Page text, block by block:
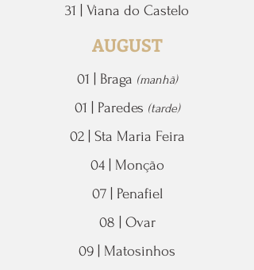
31 | Viana do Castelo
AUGUST
01 | Braga (manhã)
01 | Paredes (tarde)
02 | Sta Maria Feira
04 | Monção
07 | Penafiel
08 | Ovar
09 | Matosinhos